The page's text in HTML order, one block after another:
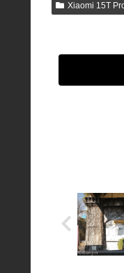
Xiaomi 15T